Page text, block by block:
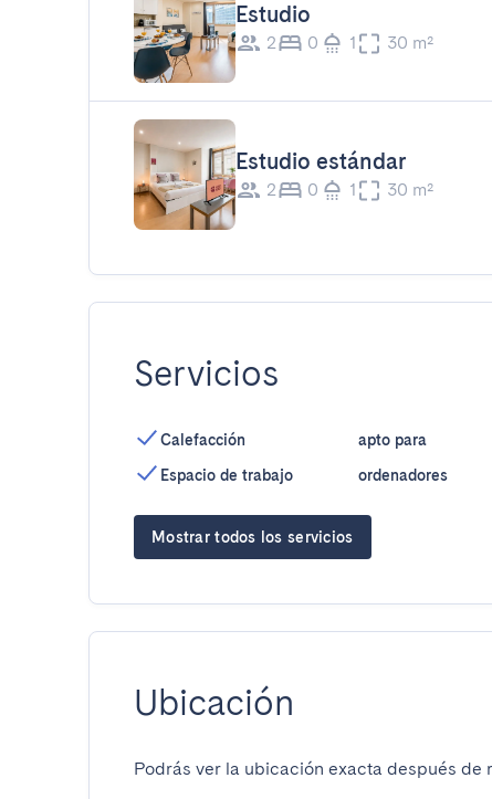
Estudio
2 0 1 30 m²
Estudio estándar
2 0 1 30 m²
Servicios
Calefacción
Espacio de trabajo
apto para
ordenadores
Mostrar todos los servicios
Ubicación
Podrás ver la ubicación exacta después de